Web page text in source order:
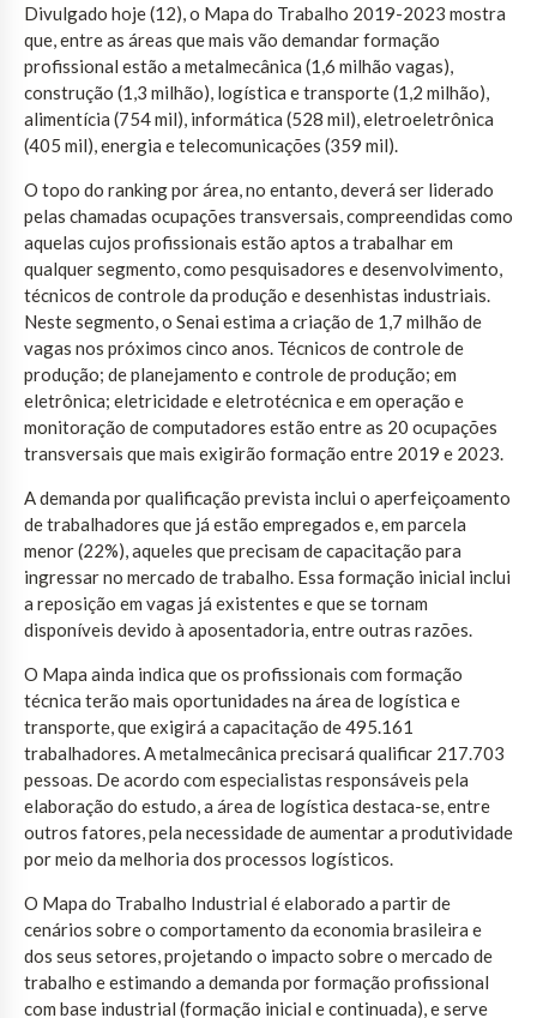
Divulgado hoje (12), o Mapa do Trabalho 2019-2023 mostra
que, entre as áreas que mais vão demandar formação
profissional estão a metalmecânica (1,6 milhão vagas),
construção (1,3 milhão), logística e transporte (1,2 milhão),
alimentícia (754 mil), informática (528 mil), eletroeletrônica
(405 mil), energia e telecomunicações (359 mil).
O topo do ranking por área, no entanto, deverá ser liderado
pelas chamadas ocupações transversais, compreendidas como
aquelas cujos profissionais estão aptos a trabalhar em
qualquer segmento, como pesquisadores e desenvolvimento,
técnicos de controle da produção e desenhistas industriais.
Neste segmento, o Senai estima a criação de 1,7 milhão de
vagas nos próximos cinco anos. Técnicos de controle de
produção; de planejamento e controle de produção; em
eletrônica; eletricidade e eletrotécnica e em operação e
monitoração de computadores estão entre as 20 ocupações
transversais que mais exigirão formação entre 2019 e 2023.
A demanda por qualificação prevista inclui o aperfeiçoamento
de trabalhadores que já estão empregados e, em parcela
menor (22%), aqueles que precisam de capacitação para
ingressar no mercado de trabalho. Essa formação inicial inclui
a reposição em vagas já existentes e que se tornam
disponíveis devido à aposentadoria, entre outras razões.
O Mapa ainda indica que os profissionais com formação
técnica terão mais oportunidades na área de logística e
transporte, que exigirá a capacitação de 495.161
trabalhadores. A metalmecânica precisará qualificar 217.703
pessoas. De acordo com especialistas responsáveis pela
elaboração do estudo, a área de logística destaca-se, entre
outros fatores, pela necessidade de aumentar a produtividade
por meio da melhoria dos processos logísticos.
O Mapa do Trabalho Industrial é elaborado a partir de
cenários sobre o comportamento da economia brasileira e
dos seus setores, projetando o impacto sobre o mercado de
trabalho e estimando a demanda por formação profissional
com base industrial (formação inicial e continuada), e serve